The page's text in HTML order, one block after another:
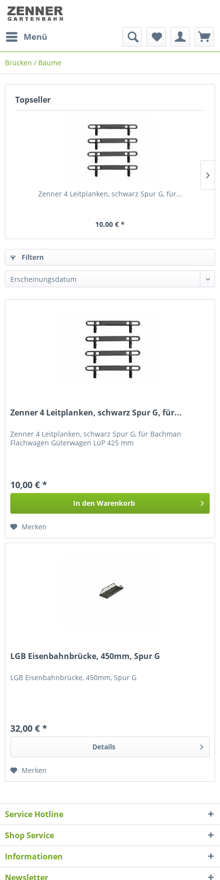
Menü
Brücken / Bäume
Topseller
Zenner 4 Leitplanken, schwarz Spur G, für...
10,00 € *
Filtern
Zenner 4 Leitplanken, schwarz Spur G, für...
Zenner 4 Leitplanken, schwarz Spur G, für Bachman
Flachwagen Güterwagen LüP 425 mm
10,00 € *
In den Warenkorb
Merken
LGB Eisenbahnbrücke, 450mm, Spur G
LGB Eisenbahnbrücke, 450mm, Spur G
32,00 € *
Details
Merken
Service Hotline
Shop Service
Informationen
Newsletter